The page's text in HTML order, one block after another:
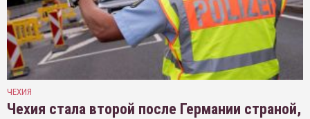
ЧЕХИЯ
Чехия стала второй после Германии страной,